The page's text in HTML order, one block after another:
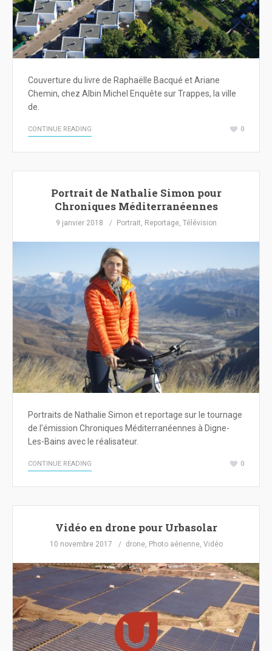
Couverture du livre de Raphaëlle Bacqué et Ariane
Chemin, chez Albin Michel Enquête sur Trappes, la ville
de.
CONTINUE READING 0
Portrait de Nathalie Simon pour
Chroniques Méditerranéennes
9 janvier 2018 Portrait, Reportage, Télévision
Portraits de Nathalie Simon et reportage sur le tournage
de l’émission Chroniques Méditerranéennes à Digne-
Les-Bains avec le réalisateur.
CONTINUE READING 0
Vidéo en drone pour Urbasolar
10 novembre 2017 drone, Photo aérienne, Vidéo